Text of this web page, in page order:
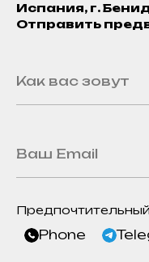
Испания, г.
Отправить
Phone